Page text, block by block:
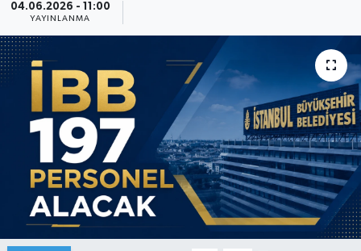
04.06.2026 - 11:00
YAYINLANMA